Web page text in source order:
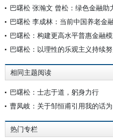
巴曙松 张瀚文 曾松：绿色金融助
巴曙松 李成林：当前中国养老金
巴曙松：构建更高水平普惠金融
巴曙松：以理性的乐观主义持续
相同主题阅读
巴曙松：士志于道，躬身力行
曹凤岐：关于邹恒甫引用我的话
热门专栏